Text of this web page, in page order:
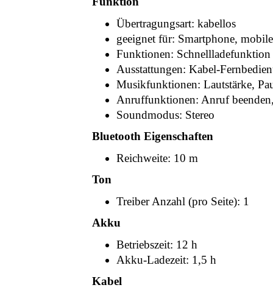
Übertragungsart: kabellos
geeignet für: Smartphone,
Funktionen: Schnellladefunktion
Ausstattungen: Kabel-
Musikfunktionen: Lautstärke,
Anruffunktionen: Anruf
Soundmodus: Stereo
Bluetooth Eigenschaften
Reichweite: 10 m
Ton
Treiber Anzahl (pro Seite): 1
Akku
Betriebszeit: 12 h
Akku-Ladezeit: 1,5 h
Kabel